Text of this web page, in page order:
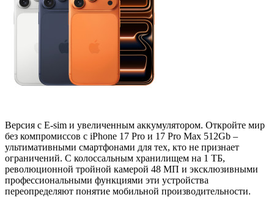
Версия с E-sim и увеличенным аккумулятором. Откройте мир
без компромиссов с iPhone 17 Pro и 17 Pro Max 512Gb –
ультимативными смартфонами для тех, кто не признает
ограничений. С колоссальным хранилищем на 1 ТБ,
революционной тройной камерой 48 МП и эксклюзивными
профессиональными функциями эти устройства
переопределяют понятие мобильной производительности.